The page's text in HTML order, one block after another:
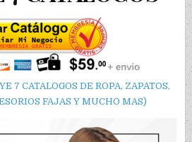
7 CATALOGOS DE ROPA, ZAPATOS,
FAJAS Y MUCHO MAS)